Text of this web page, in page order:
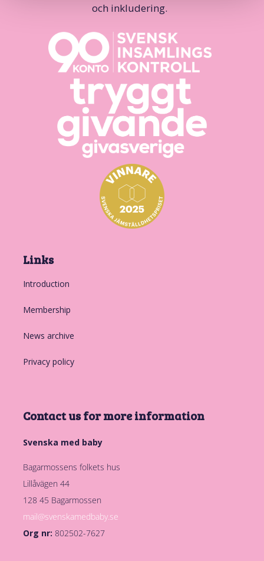
och inkludering.
Links
Introduction
Membership
News archive
Privacy policy
Contact us for more information
Svenska med baby
Bagarmossens folkets hus
Lillåvägen 44
128 45 Bagarmossen
mail@svenskamedbaby.se
Org nr: 802502-7627